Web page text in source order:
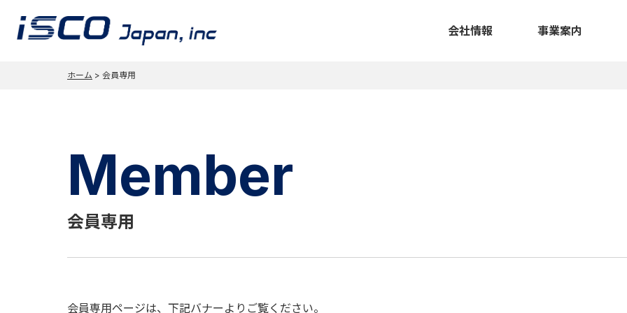
会社情報 事業案内
ホーム > 会員専用
Member
会員専用
会員専用ページは、下記バナーよりご覧ください。